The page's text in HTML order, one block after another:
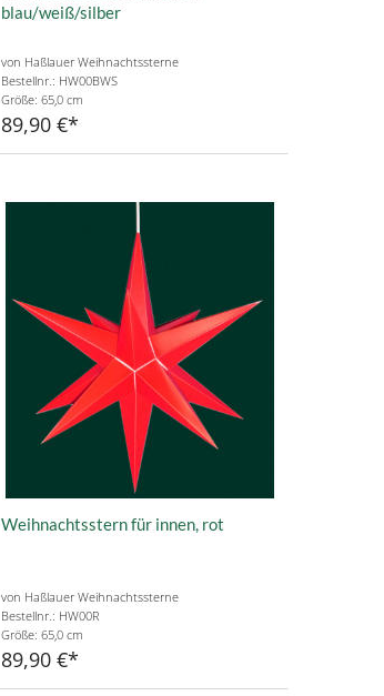
blau/weiß/silber
von Haßlauer Weihnachtssterne
Bestellnr.: HW00BWS
Größe: 65,0 cm
89,90 €
Weihnachtsstern für innen, rot
von Haßlauer Weihnachtssterne
Bestellnr.: HW00R
Größe: 65,0 cm
89,90 €